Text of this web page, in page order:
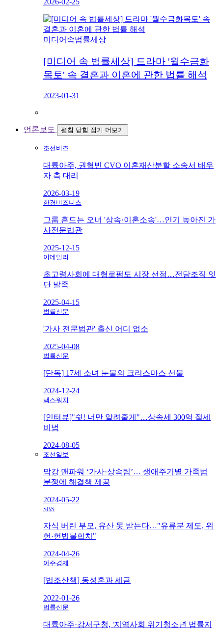
2026-02-25
미디어속법률세상
[미디어 속 법률세상] 드라마 '월수금화
목토' 속 결혼과 이혼에 관한 법률 해석
2023-01-31
언론보도 펼침 닫힘 접기 더보기
조선비즈
대륙아주, 권혁빈 CVO 이혼재산분할 소송서 배우
자 측 대리
2026-03-19
한경비즈니스
그룹 흔드는 오너 '상속·이혼소송'…인기 높아진 가
사전문법관
2025-12-15
이데일리
초고령사회에 대형로펌도 시장 선점…전담조직 잇
단 발족
2025-04-15
법률신문
'가사 전문법관' 출신 어디 없소
2025-04-08
법률신문
[단독] 17세 소녀 눈물의 크리스마스 선물
2024-12-24
택스워치
[인터뷰]"쉿! 너만 알려줄게"…상속세 300억 절세
비법
2024-08-05
조선일보
막강 맨파워 ‘가사·상속팀’… 생애주기별 가족법
분쟁에 해결책 제공
2024-05-22
SBS
자식 버린 부모, 유산 못 받는다…"유류분 제도, 위
헌·헌법불합치"
2024-04-26
아주경제
[법조산책] 동성혼과 세금
2022-01-26
법률신문
대륙아주·강서구청, '지역사회 위기청소년 법률지